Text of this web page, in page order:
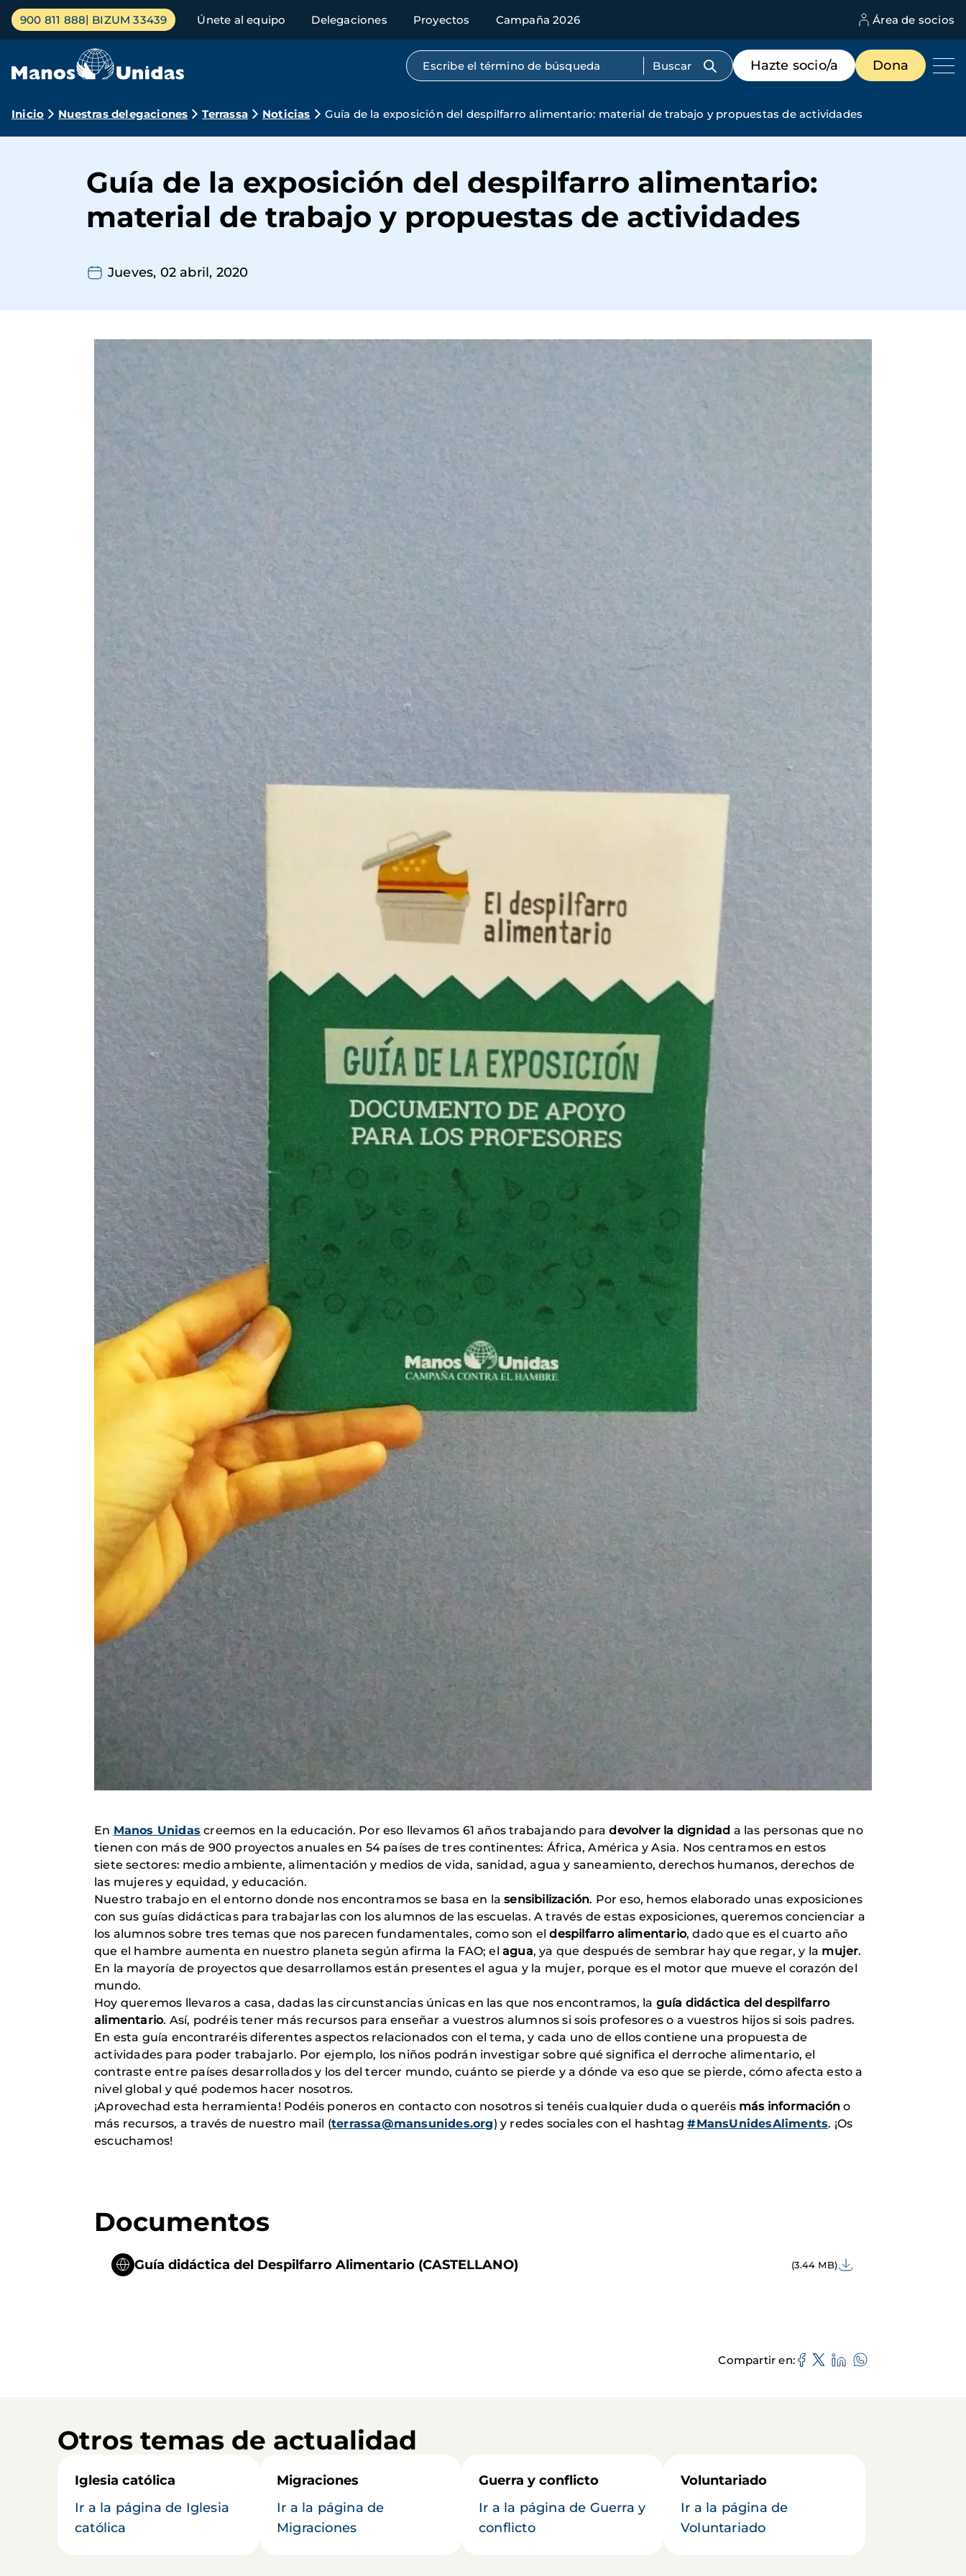
Pasar
contenido
Menú
principal
900 811 888 BIZUM 33439 Únete al equipo Delegaciones Proyectos Campaña 2026 Área de socios
Búsqueda por texto completo
Menú
de
destacados
Hazte socio/a Dona
Ruta
navegación
Inicio Nuestras delegaciones Terrassa Noticias Guía de la exposición del despilfarro alimentario: material de trabajo y propuestas de actividades
Guía de la exposición del despilfarro alimentario:
material de trabajo y propuestas de actividades
Jueves, 02 abril, 2020
En Manos Unidas creemos en la educación. Por eso llevamos 61 años trabajando paradevolver la dignidad a las personas que no
tienen con más de 900 proyectos anuales en 54 países de tres continentes: África, América y Asia. Nos centramos en estos
siete sectores: medio ambiente, alimentación y medios de vida, sanidad, agua y saneamiento, derechos humanos, derechos de
las mujeres y equidad, y educación.
Nuestro trabajo en el entorno donde nos encontramos se basa en lasensibilización. Por eso, hemos elaborado unas exposiciones
con sus guías didácticas para trabajarlas con los alumnos de las escuelas. A través de estas exposiciones, queremos concienciar a
los alumnos sobre tres temas que nos parecen fundamentales, como son eldespilfarro alimentario, dado que es el cuarto año
que el hambre aumenta en nuestro planeta según afirma la FAO; elagua, ya que después de sembrar hay que regar, y la mujer.
En la mayoría de proyectos que desarrollamos están presentes el agua y la mujer, porque es el motor que mueve el corazón del
mundo.
Hoy queremos llevaros a casa, dadas las circunstancias únicas en las que nos encontramos, la guía didáctica del despilfarro
alimentario. Así, podréis tener más recursos para enseñar a vuestros alumnos si sois profesores o a vuestros hijos si sois padres.
En esta guía encontraréis diferentes aspectos relacionados con el tema, y cada uno de ellos contiene una propuesta de
actividades para poder trabajarlo. Por ejemplo, los niños podrán investigar sobre qué significa el derroche alimentario, el
contraste entre países desarrollados y los del tercer mundo, cuánto se pierde y a dónde va eso que se pierde, cómo afecta esto a
nivel global y qué podemos hacer nosotros.
¡Aprovechad esta herramienta! Podéis poneros en contacto con nosotros si tenéis cualquier duda o queréis más información o
más recursos, a través de nuestro mail (terrassa@mansunides.org) y redes sociales con el hashtag#MansUnidesAliments. ¡Os
escuchamos!
Documentos
Guía didáctica del Despilfarro Alimentario (CASTELLANO) (3.44 MB)
Compartir en
Otros temas de actualidad
Iglesia católica
Ir a la página de Iglesia
católica
Migraciones
Ir a la página de
Migraciones
Guerra y conflicto
Ir a la página de Guerra y
conflicto
Voluntariado
Ir a la página de
Voluntariado